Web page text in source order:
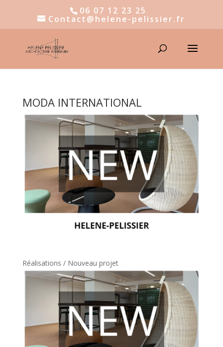
06 07 12 23 25
Contact@helene-pelissier.fr
MODA INTERNATIONAL
Réalisations / Nouveau projet